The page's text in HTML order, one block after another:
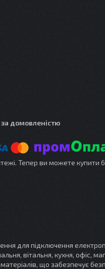
за домовленістю
Тепер ви можете купити
для підключення
вітальня, кухня, офіс,
що забезпечує